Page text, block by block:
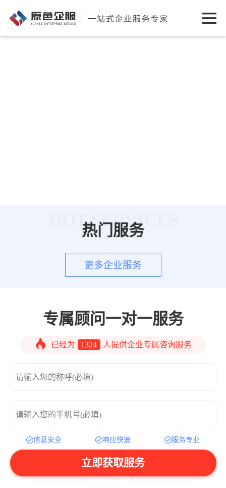
HOT SERVICES
热门服务
更多企业服务
专属顾问一对一服务
已经为 1324 人提供企业专属咨询服务
请输入您的称呼(必填)
请输入您的手机号(必填)
信息安全 响应快速 服务专业
立即获取服务